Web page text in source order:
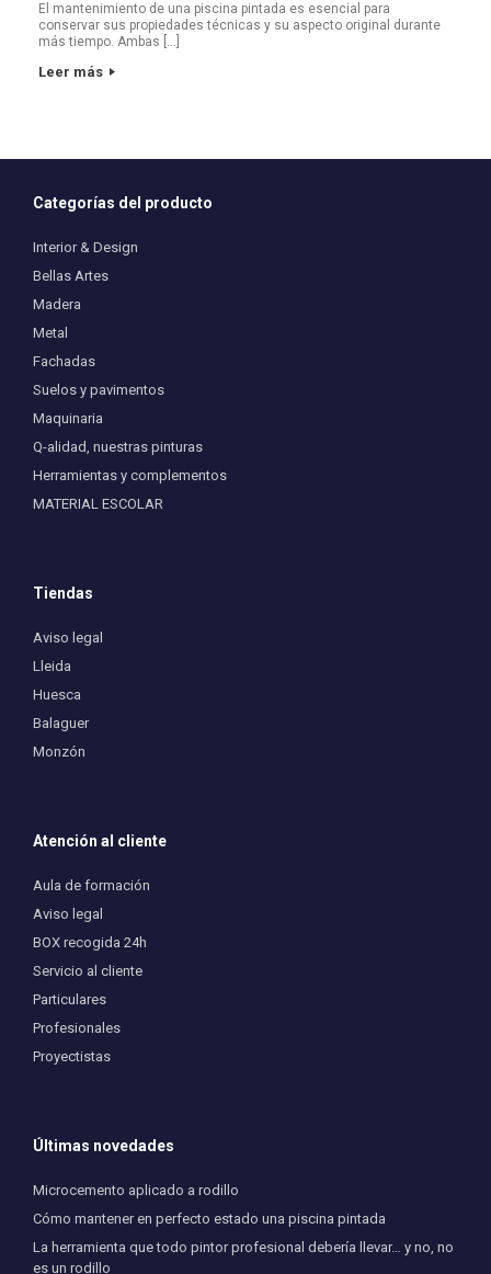
El mantenimiento de una piscina pintada es esencial para
conservar sus propiedades técnicas y su aspecto original durante
más tiempo. Ambas […]
Leer más
Categorías del producto
Interior & Design
Bellas Artes
Madera
Metal
Fachadas
Suelos y pavimentos
Maquinaria
Q-alidad, nuestras pinturas
Herramientas y complementos
MATERIAL ESCOLAR
Tiendas
Aviso legal
Lleida
Huesca
Balaguer
Monzón
Atención al cliente
Aula de formación
Aviso legal
BOX recogida 24h
Servicio al cliente
Particulares
Profesionales
Proyectistas
Últimas novedades
Microcemento aplicado a rodillo
Cómo mantener en perfecto estado una piscina pintada
La herramienta que todo pintor profesional debería llevar… y no, no
es un rodillo